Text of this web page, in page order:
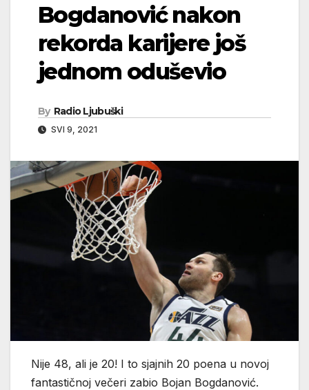
Bogdanović nakon
rekorda karijere još
jednom oduševio
By Radio Ljubuški
SVI 9, 2021
Nije 48, ali je 20! I to sjajnih 20 poena u novoj
fantastičnoj večeri zabio Bojan Bogdanović.